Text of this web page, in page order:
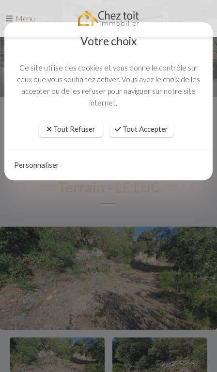
Menu
Terrain - LE LUC
Votre choix
Ce site utilise des cookies et vous donne le contrôle sur
ceux que vous souhaitez activer. Vous avez le choix de les
accepter ou de les refuser pour naviguer sur notre site
internet.
Tout Refuser Tout Accepter
Personnaliser